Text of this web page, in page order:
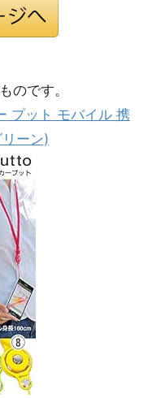
のです。
プット モバイル 携
ーン)